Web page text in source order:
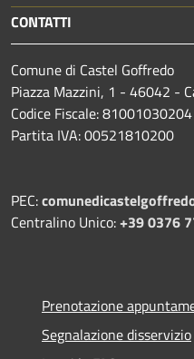
CONTATTI
Comune di Castel Goffredo
Piazza Mazzini, 1 - 46042 -
Codice Fiscale: 81001030204
Partita IVA: 00521810200
PEC:
Centralino Unico:+39 0376
Prenotazione
Segnalazione disservizio